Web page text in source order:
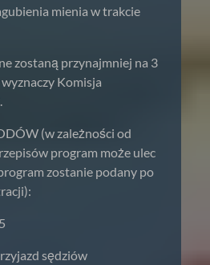
mienia w trakcie
zostaną przynajmniej na 3
Komisja
(w zależności od
program może ulec
zostanie podany po
sędziów